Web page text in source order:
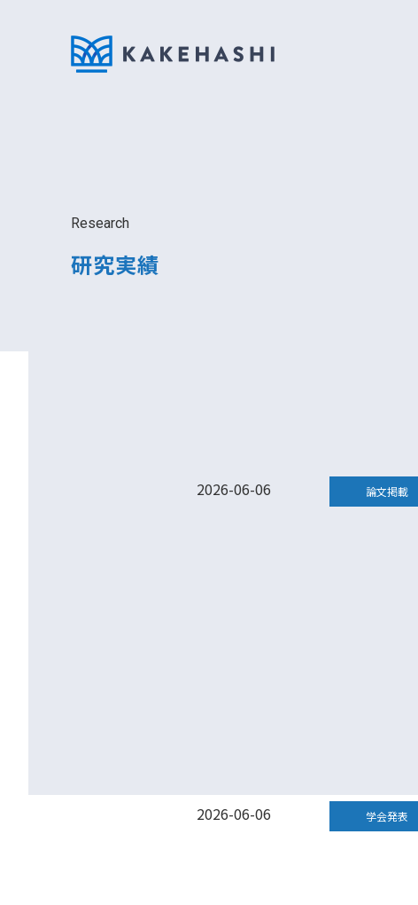
Research
研究実績
2026-06-06 論文掲載
2026-06-06 学会発表